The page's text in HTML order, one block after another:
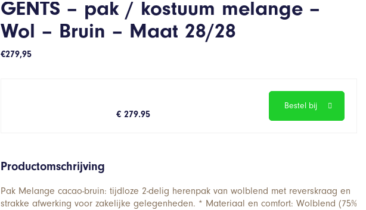
GENTS – pak / kostuum melange –
Wol – Bruin – Maat 28/28
€279,95
€ 279.95
Bestel bij
Productomschrijving
Pak Melange cacao-bruin: tijdloze 2-delig herenpak van wolblend met reverskraag en
strakke afwerking voor zakelijke gelegenheden. * Materiaal en comfort: Wolblend (75%